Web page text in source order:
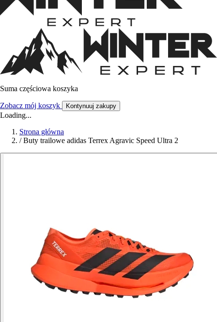
Suma częściowa koszyka
Zobacz mój koszyk Kontynuuj zakupy
Loading...
Strona główna
/ Buty trailowe adidas Terrex Agravic Speed Ultra 2